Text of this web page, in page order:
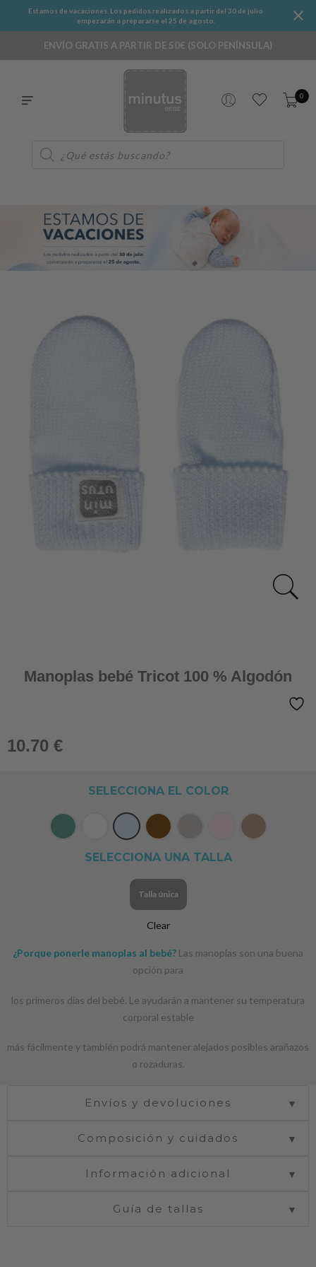
Estamos de vacaciones. Los pedidos realizados a partir del 30 de julio
empezarán a prepararse el 25 de agosto.
ENVÍO GRATIS A PARTIR DE 50€ (SOLO PENÍNSULA)
0
de
productos
Manoplas bebé Tricot 100 % Algodón
10.70 €
SELECCIONA EL COLOR
SELECCIONA UNA TALLA
Talla única
Clear
¿Porque ponerle manoplas al bebé? Las manoplas son una buena
opción para
los primeros días del bebé. Le ayudarán a mantener su temperatura
corporal estable
más fácilmente y también podrá mantener alejados posibles arañazos
o rozaduras.
Envíos y devoluciones ▼
Composición y cuidados ▼
Información adicional ▼
Guía de tallas ▼